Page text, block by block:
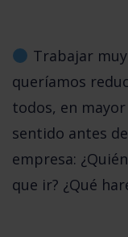
Trabajar
queríamos
todos, en
sentido antes
empresa:
que ir? ¿Qué